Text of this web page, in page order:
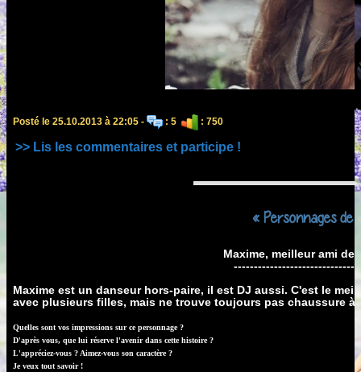
Posté le 25.10.2013 à 22:05 - : 5 : 750
>> Lis les commentaires et participe !
« Personnages de
Maxime, meilleur ami de
Maxime est un danseur hors-paire, il est DJ aussi. C'est le
avec plusieurs filles, mais ne trouve toujours pas chaussure à
Quelles sont vos impressions sur ce personnage ?
D'après vous, que lui réserve l'avenir dans cette histoire ?
L'appréciez-vous ? Aimez-vous son caractère ?
Je veux tout savoir !